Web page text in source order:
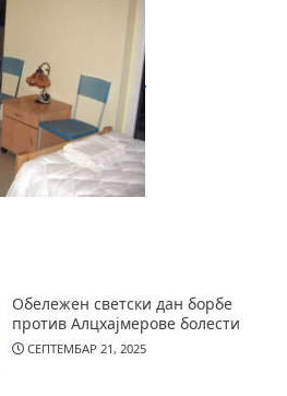
Обележен светски дан борбе
против Алцхајмерове болести
СЕПТЕМБАР 21, 2025